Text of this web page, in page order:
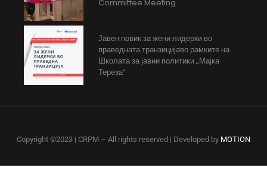
Committee Meeting
Јавен повик за жени лидерки во
праведната транзицијаво рамките на
Школата за јавни политики „Мајка
Тереза“
Copyright ©2023 | CRPM – All rights reserved | Developed by MOTION